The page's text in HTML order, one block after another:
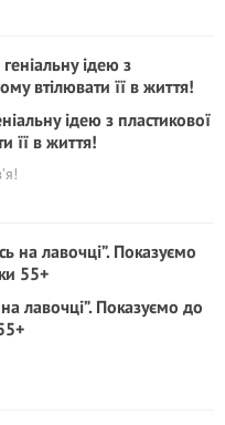
ідею з пластикової
її в життя!
лавочці”. Показуємо до